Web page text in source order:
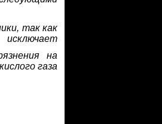
так как
на
газа